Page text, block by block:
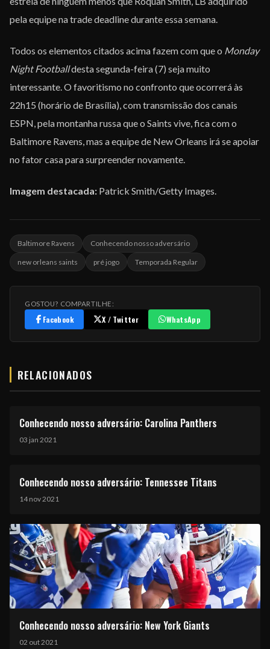
pela equipe na trade deadline durante essa semana.
Todos os elementos citados acima fazem com que o Monday
Night Footballdesta segunda-feira (7) seja muito
interessante. O favoritismo no confronto que ocorrerá às
22h15 (horário de Brasília), com transmissão dos canais
ESPN, pela montanha russa que o Saints vive, fica com o
Baltimore Ravens, mas a equipe de New Orleans irá se apoiar
no fator casa para surpreender novamente.
Imagem destacada: Patrick Smith/Getty Images.
Baltimore Ravens Conhecendo nosso adversário
new orleans saints pré jogo Temporada Regular
GOSTOU? COMPARTILHE:
Facebook X / Twitter WhatsApp
RELACIONADOS
Conhecendo nosso adversário: Carolina Panthers
03 jan 2021
Conhecendo nosso adversário: Tennessee Titans
14 nov 2021
Conhecendo nosso adversário: New York Giants
02 out 2021